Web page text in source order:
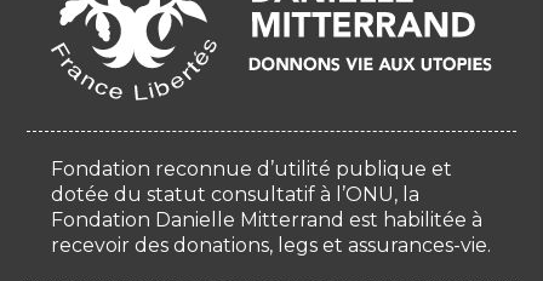
Fondation reconnue d’utilité publique et
dotée du statut consultatif à l’ONU, la
Fondation Danielle Mitterrand est habilitée à
recevoir des donations, legs et assurances-vie.